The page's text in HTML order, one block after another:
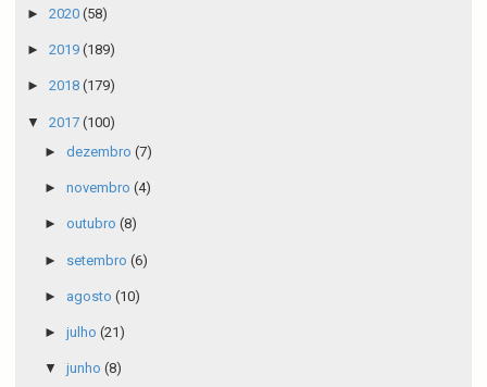
► 2020 (58)
► 2019 (189)
► 2018 (179)
▼ 2017 (100)
► dezembro (7)
► novembro (4)
► outubro (8)
► setembro (6)
► agosto (10)
► julho (21)
▼ junho (8)